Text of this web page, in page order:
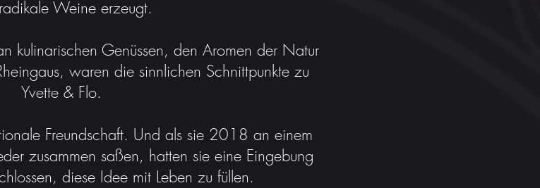
Weine erzeugt.
kulinarischen Genüssen, den Aromen der Natur
waren die sinnlichen Schnittpunkte zu
Yvette & Flo.
Freundschaft. Und als sie 2018 an einem
zusammen saßen, hatten sie eine Eingebung
diese Idee mit Leben zu füllen.